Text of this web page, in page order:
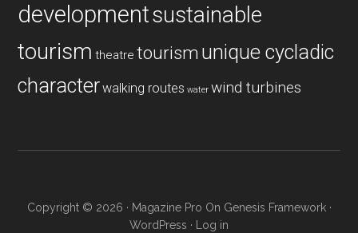
developmentsustainable
tourism theatre tourism unique cycladic
characterwalking routes water wind turbines
Copyright © 2026 · Magazine Pro On Genesis Framework·
WordPress · Log in